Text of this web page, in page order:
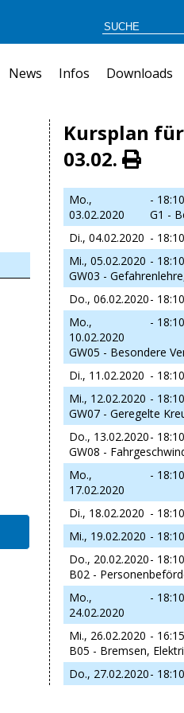
News Infos Downloads
Kursplan
03.02.
Mo.,
03.02.2020
-
G1 -
Di., 04.02.2020 -
Mi., 05.02.2020 -
GW03 -
Do., 06.02.2020-
Mo.,
10.02.2020
-
GW05 - Besondere
Di., 11.02.2020 -
Mi., 12.02.2020 -
GW07 - Geregelte
Do., 13.02.2020-
GW08 -
Mo.,
17.02.2020
-
Di., 18.02.2020 -
Mi., 19.02.2020 -
Do., 20.02.2020-
B02 -
Mo.,
24.02.2020
-
Mi., 26.02.2020 -
B05 - Bremsen,
Do., 27.02.2020-